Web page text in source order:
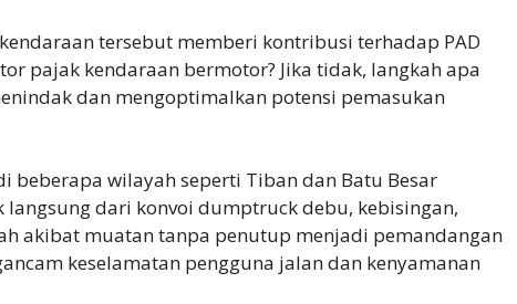
tersebut memberi kontribusi terhadap PAD
pajak kendaraan bermotor? Jika tidak, langkah apa
dan mengoptimalkan potensi pemasukan
beberapa wilayah seperti Tiban dan Batu Besar
langsung dari konvoi dumptruck debu, kebisingan,
akibat muatan tanpa penutup menjadi pemandangan
keselamatan pengguna jalan dan kenyamanan